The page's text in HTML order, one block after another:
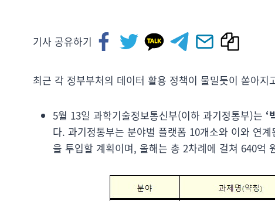
기사 공유하기
최근 각 정부부처의 데이터 활용 정책이 물밀듯이 쏟아지
5월 13일 과학기술정보통신부(이하 과기정통부)는 ‘
다. 과기정통부는 분야별 플랫폼 10개소와 이와 연
을 투입할 계획이며, 올해는 총 2차례에 걸쳐 640억